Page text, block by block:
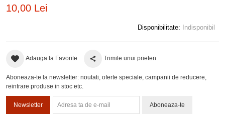
10,00 Lei
Disponibilitate: Indisponibil
Adauga la Favorite Trimite unui prieten
Aboneaza-te la newsletter: noutati, oferte speciale, campanii de reducere,
reintrare produse in stoc etc.
Newsletter Aboneaza-te